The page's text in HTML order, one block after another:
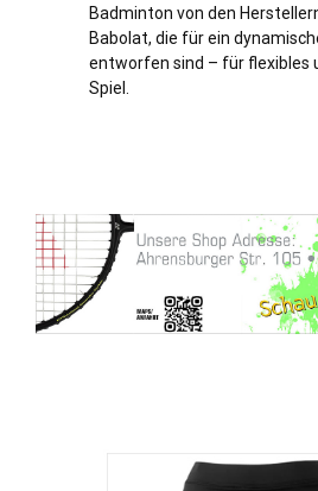
Badminton von den
Babolat, die für ein
entworfen sind – für flexibles
Spiel.